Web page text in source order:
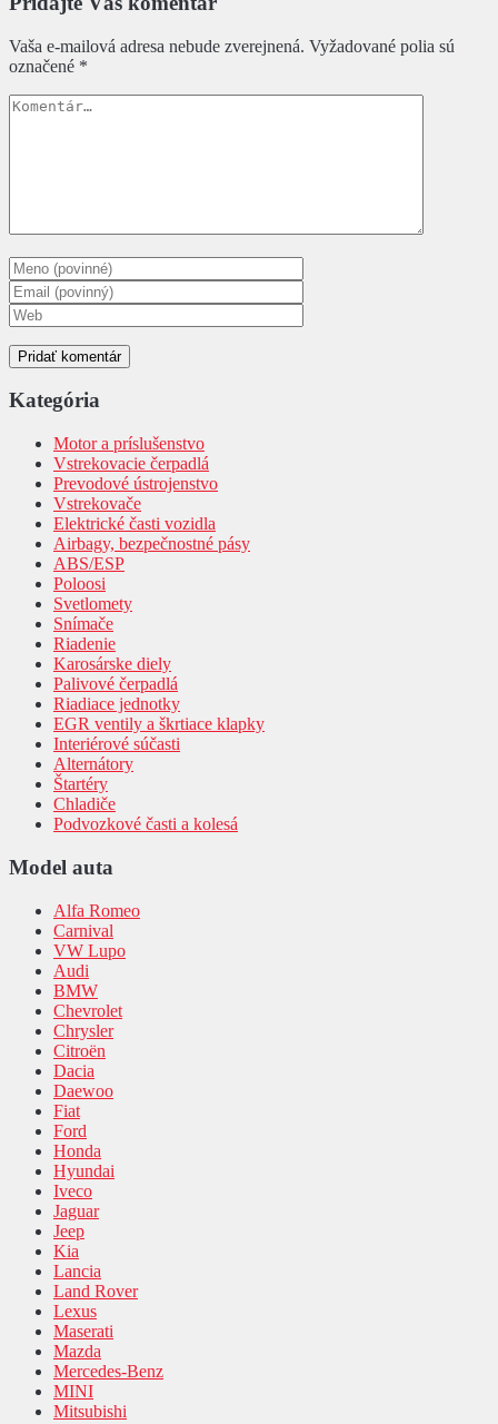
Vaša e-mailová adresa nebude zverejnená. Vyžadované polia sú
označené *
Kategória
Motor a príslušenstvo
Vstrekovacie čerpadlá
Prevodové ústrojenstvo
Vstrekovače
Elektrické časti vozidla
Airbagy, bezpečnostné pásy
ABS/ESP
Poloosi
Svetlomety
Snímače
Riadenie
Karosárske diely
Palivové čerpadlá
Riadiace jednotky
EGR ventily a škrtiace klapky
Interiérové súčasti
Alternátory
Štartéry
Chladiče
Podvozkové časti a kolesá
Model auta
Alfa Romeo
Carnival
VW Lupo
Audi
BMW
Chevrolet
Chrysler
Citroën
Dacia
Daewoo
Fiat
Ford
Honda
Hyundai
Iveco
Jaguar
Jeep
Kia
Lancia
Land Rover
Lexus
Maserati
Mazda
Mercedes-Benz
MINI
Mitsubishi